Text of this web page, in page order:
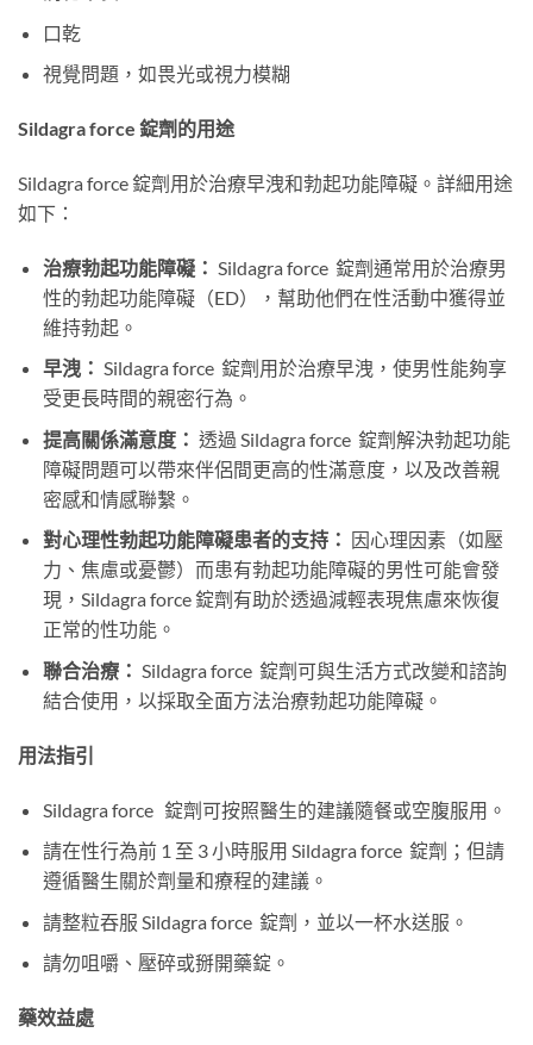
口乾
視覺問題，如畏光或視力模糊
Sildagra force 錠劑的用途
Sildagra force 錠劑用於治療早洩和勃起功能障礙。詳細用途
如下：
治療勃起功能障礙：​ ​ Sildagra force 錠劑通常用於治療男
性的勃起功能障礙（ED），幫助他們在性活動中獲得並
維持勃起。
早洩：​ ​ Sildagra force 錠劑用於治療早洩，使男性能夠享
受更長時間的親密行為。
提高關係滿意度：​ ​ 透過 Sildagra force 錠劑解決勃起功能
障礙問題可以帶來伴侶間更高的性滿意度，以及改善親
密感和情感聯繫。
對心理性勃起功能障礙患者的支持：​ ​ 因心理因素（如壓
力、焦慮或憂鬱）而患有勃起功能障礙的男性可能會發
現，Sildagra force 錠劑有助於透過減輕表現焦慮來恢復
正常的性功能。
聯合治療：​ ​ Sildagra force 錠劑可與生活方式改變和諮詢
結合使用，以採取全面方法治療勃起功能障礙。
用法指引
Sildagra force 錠劑可按照醫生的建議隨餐或空腹服用。
請在性行為前 1 至 3 小時服用 Sildagra force 錠劑；但請
遵循醫生關於劑量和療程的建議。
請整粒吞服 Sildagra force 錠劑，並以一杯水送服。
請勿咀嚼、壓碎或掰開藥錠。
藥效益處